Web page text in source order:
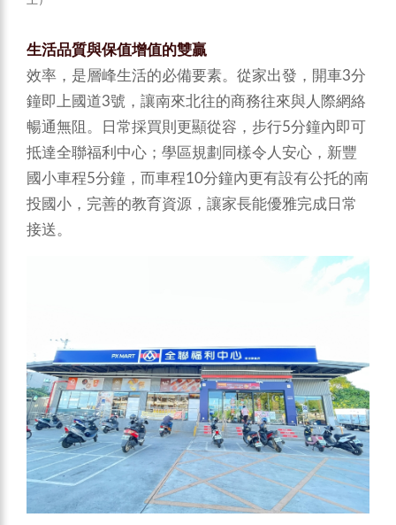
生活品質與保值增值的雙贏
效率，是層峰生活的必備要素。從家出發，開車3分
鐘即上國道3號，讓南來北往的商務往來與人際網絡
暢通無阻。日常採買則更顯從容，步行5分鐘內即可
抵達全聯福利中心；學區規劃同樣令人安心，新豐
國小車程5分鐘，而車程10分鐘內更有設有公托的南
投國小，完善的教育資源，讓家長能優雅完成日常
接送。